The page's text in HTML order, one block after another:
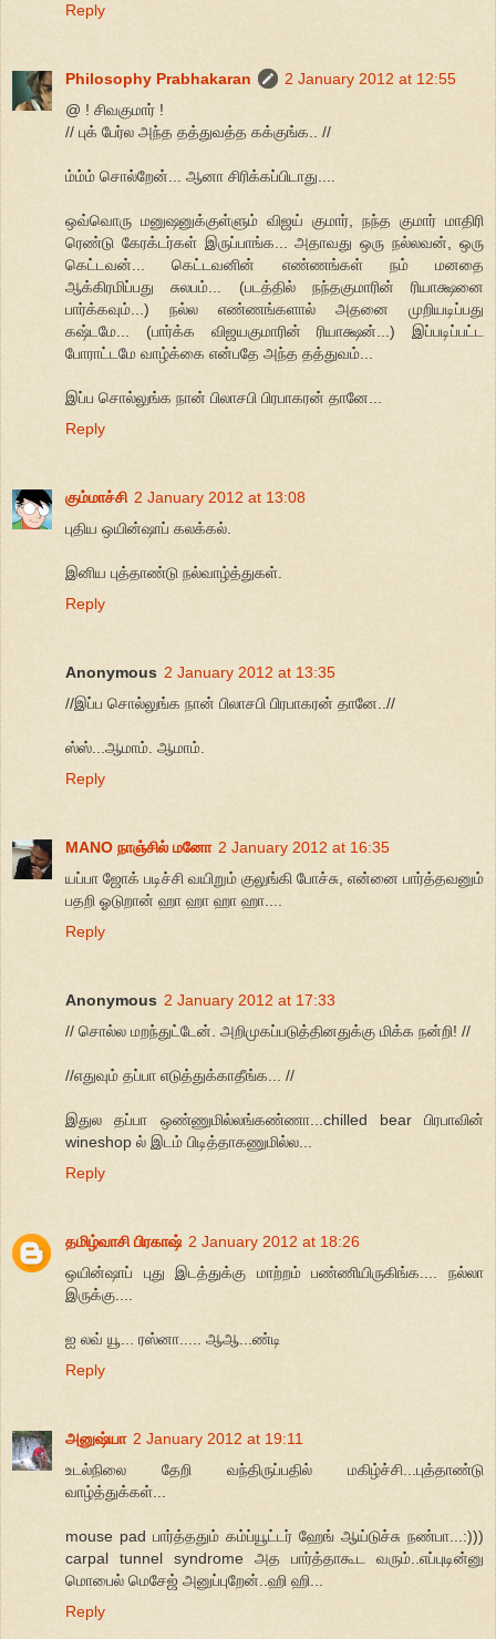
Reply
Philosophy Prabhakaran
2 January 2012 at 12:55
@ ! சிவகுமார் !
// புக் பேர்ல அந்த தத்துவத்த கக்குங்க.. //
ம்ம்ம் சொல்றேன்... ஆனா சிரிக்கப்பிடாது....
ஒவ்வொரு மனுஷனுக்குள்ளும் விஜய் குமார், நந்த குமார் மாதிரி
ரெண்டு கேரக்டர்கள் இருப்பாங்க... அதாவது ஒரு நல்லவன், ஒரு
கெட்டவன்... கெட்டவனின் எண்ணங்கள் நம் மனதை
ஆக்கிரமிப்பது சுலபம்... (படத்தில் நந்தகுமாரின் ரியாக்ஷனை
பார்க்கவும்...) நல்ல எண்ணங்களால் அதனை முறியடிப்பது
கஷ்டமே... (பார்க்க விஜயகுமாரின் ரியாக்ஷன்...) இப்படிப்பட்ட
போராட்டமே வாழ்க்கை என்பதே அந்த தத்துவம்...
இப்ப சொல்லுங்க நான் பிலாசபி பிரபாகரன் தானே...
Reply
கும்மாச்சி 2 January 2012 at 13:08
புதிய ஒயின்ஷாப் கலக்கல்.
இனிய புத்தாண்டு நல்வாழ்த்துகள்.
Reply
Anonymous 2 January 2012 at 13:35
//இப்ப சொல்லுங்க நான் பிலாசபி பிரபாகரன் தானே..//
ஸ்ஸ்...ஆமாம். ஆமாம்.
Reply
MANO நாஞ்சில் மனோ 2 January 2012 at 16:35
யப்பா ஜோக் படிச்சி வயிறும் குலுங்கி போச்சு, என்னை பார்த்தவனும்
பதறி ஓடுறான் ஹா ஹா ஹா ஹா....
Reply
Anonymous 2 January 2012 at 17:33
// சொல்ல மறந்துட்டேன். அறிமுகப்படுத்தினதுக்கு மிக்க நன்றி! //
//எதுவும் தப்பா எடுத்துக்காதீங்க... //
இதுல தப்பா ஒண்ணுமில்லங்கண்ணா...chilled bear பிரபாவின்
wineshop ல் இடம் பிடித்தாகணுமில்ல...
Reply
தமிழ்வாசி பிரகாஷ் 2 January 2012 at 18:26
ஒயின்ஷாப் புது இடத்துக்கு மாற்றம் பண்ணியிருகிங்க.... நல்லா
இருக்கு....
ஐ லவ் யூ... ரஸ்னா..... ஆஆ...ண்டி
Reply
அனுஷ்யா 2 January 2012 at 19:11
உடல்நிலை தேறி வந்திருப்பதில் மகிழ்ச்சி...புத்தாண்டு
வாழ்த்துக்கள்...
mouse pad பார்த்ததும் கம்ப்யூட்டர் ஹேங் ஆய்டுச்சு நண்பா...:)))
carpal tunnel syndrome அத பார்த்தாகூட வரும்..எப்புடின்னு
மொபைல் மெசேஜ் அனுப்புறேன்..ஹி ஹி...
Reply